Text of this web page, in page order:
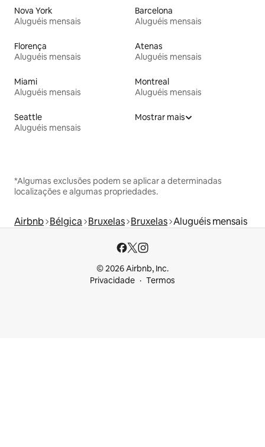
Nova York
Aluguéis mensais
Barcelona
Aluguéis mensais
Florença
Aluguéis mensais
Atenas
Aluguéis mensais
Miami
Aluguéis mensais
Montreal
Aluguéis mensais
Seattle
Aluguéis mensais
Mostrar mais
*Algumas exclusões podem se aplicar a determinadas
localizações e algumas propriedades.
Airbnb Bélgica Bruxelas Bruxelas Aluguéis mensais
© 2026 Airbnb, Inc.
Privacidade
Termos